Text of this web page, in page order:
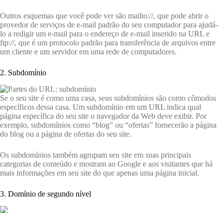
Outros esquemas que você pode ver são mailto://, que pode abrir o
provedor de serviços de e-mail padrão do seu computador para ajudá-
lo a redigir um e-mail para o endereço de e-mail inserido na URL e
ftp://, que é um protocolo padrão para transferência de arquivos entre
um cliente e um servidor em uma rede de computadores.
2. Subdomínio
Se o seu site é como uma casa, seus subdomínios são como cômodos
específicos dessa casa. Um subdomínio em um URL indica qual
página específica do seu site o navegador da Web deve exibir. Por
exemplo, subdomínios como “blog” ou “ofertas” fornecerão a página
do blog ou a página de ofertas do seu site.
Os subdomínios também agrupam seu site em suas principais
categorias de conteúdo e mostram ao Google e aos visitantes que há
mais informações em seu site do que apenas uma página inicial.
3. Domínio de segundo nível